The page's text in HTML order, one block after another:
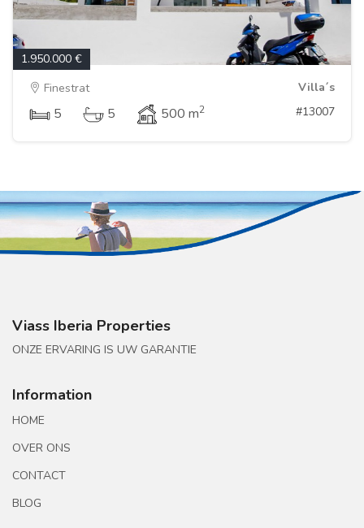
1.950.000 €
Finestrat
Villa´s
5 5 500 m2 #13007
Viass Iberia Properties
ONZE ERVARING IS UW GARANTIE
Information
HOME
OVER ONS
CONTACT
BLOG